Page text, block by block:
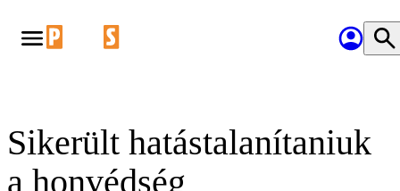
Sikerült hatástalanítaniuk
a honvédség